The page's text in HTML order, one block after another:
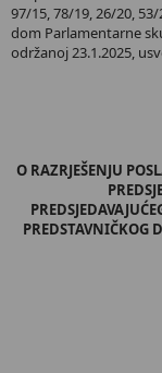
97/15, 78/19, 26/20,
dom Parlamentarne
održanoj 23.1.2025,
O RAZRJEŠENJU
PREDSTAVNIČKOG